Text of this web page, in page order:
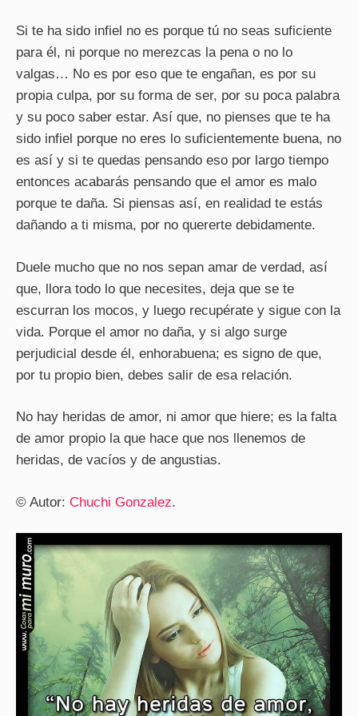
Si te ha sido infiel no es porque tú no seas suficiente
para él, ni porque no merezcas la pena o no lo
valgas… No es por eso que te engañan, es por su
propia culpa, por su forma de ser, por su poca palabra
y su poco saber estar. Así que, no pienses que te ha
sido infiel porque no eres lo suficientemente buena, no
es así y si te quedas pensando eso por largo tiempo
entonces acabarás pensando que el amor es malo
porque te daña. Si piensas así, en realidad te estás
dañando a ti misma, por no quererte debidamente.
Duele mucho que no nos sepan amar de verdad, así
que, llora todo lo que necesites, deja que se te
escurran los mocos, y luego recupérate y sigue con la
vida. Porque el amor no daña, y si algo surge
perjudicial desde él, enhorabuena; es signo de que,
por tu propio bien, debes salir de esa relación.
No hay heridas de amor, ni amor que hiere; es la falta
de amor propio la que hace que nos llenemos de
heridas, de vacíos y de angustias.
© Autor: Chuchi Gonzalez.